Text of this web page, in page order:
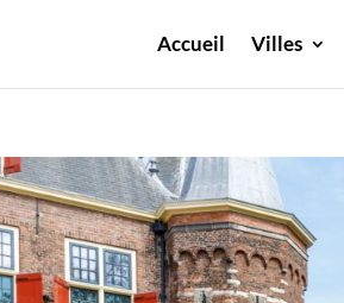
Accueil Villes